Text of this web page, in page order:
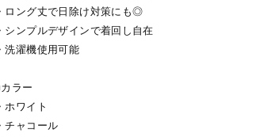
ロング丈で日除け対策にも◎
シンプルデザインで着回し自在
洗濯機使用可能
ラー
ホワイト
チャコール